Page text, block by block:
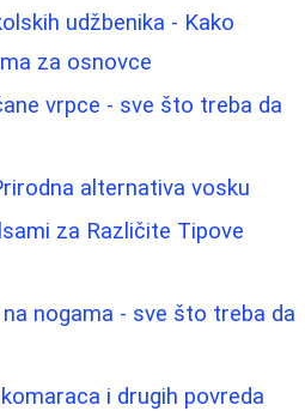
udžbenika - Kako
za osnovce
vrpce - sve što treba da
alternativa vosku
za Različite Tipove
nogama - sve što treba da
i drugih povreda